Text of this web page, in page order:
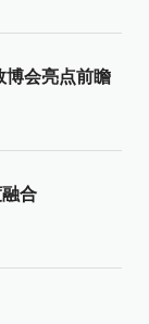
会亮点前瞻
合